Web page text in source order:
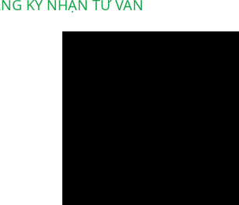
KÝ NHẬN TƯ VẤN